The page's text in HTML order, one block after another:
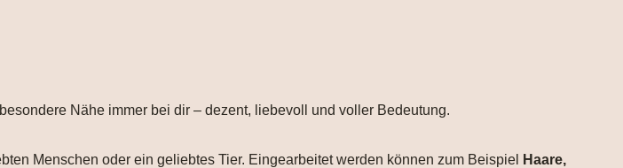
Nähe immer bei dir – dezent, liebevoll und voller Bedeutung.
Menschen oder ein geliebtes Tier. Eingearbeitet werden können zum Beispiel
Haare,